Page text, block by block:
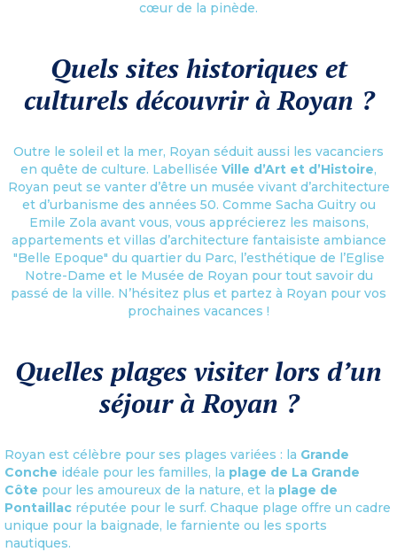
cœur de la pinède.
Quels sites historiques et
culturels découvrir à Royan ?
Outre le soleil et la mer, Royan séduit aussi les vacanciers
en quête de culture. Labellisée Ville d’Art et d’Histoire,
Royan peut se vanter d’être un musée vivant d’architecture
et d’urbanisme des années 50. Comme Sacha Guitry ou
Emile Zola avant vous, vous apprécierez les maisons,
appartements et villas d’architecture fantaisiste ambiance
"Belle Epoque" du quartier du Parc, l’esthétique de l’Eglise
Notre-Dame et le Musée de Royan pour tout savoir du
passé de la ville. N’hésitez plus et partez à Royan pour vos
prochaines vacances !
Quelles plages visiter lors d’un
séjour à Royan ?
Royan est célèbre pour ses plages variées : la Grande
Conche idéale pour les familles, la plage de La Grande
Côte pour les amoureux de la nature, et la plage de
Pontaillac réputée pour le surf. Chaque plage offre un cadre
unique pour la baignade, le farniente ou les sports
nautiques.